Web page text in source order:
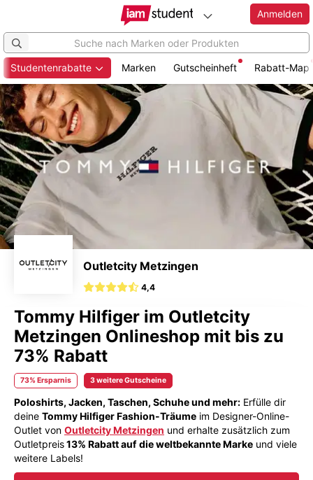
Zum
Hauptinhalt
springen
Anmelden
Studentenrabatte Marken Gutscheinheft Rabatt-Map
Outletcity Metzingen
4,4
Tommy Hilfiger im Outletcity
Metzingen Onlineshop mit bis zu
73% Rabatt
73% Ersparnis 3 weitere Gutscheine
Poloshirts, Jacken, Taschen, Schuhe und mehr: Erfülle dir
deine Tommy Hilfiger Fashion-Träume im Designer-Online-
Outlet von Outletcity Metzingen und erhalte zusätzlich zum
Outletpreis13% Rabatt auf die weltbekannte Marke und viele
weitere Labels!